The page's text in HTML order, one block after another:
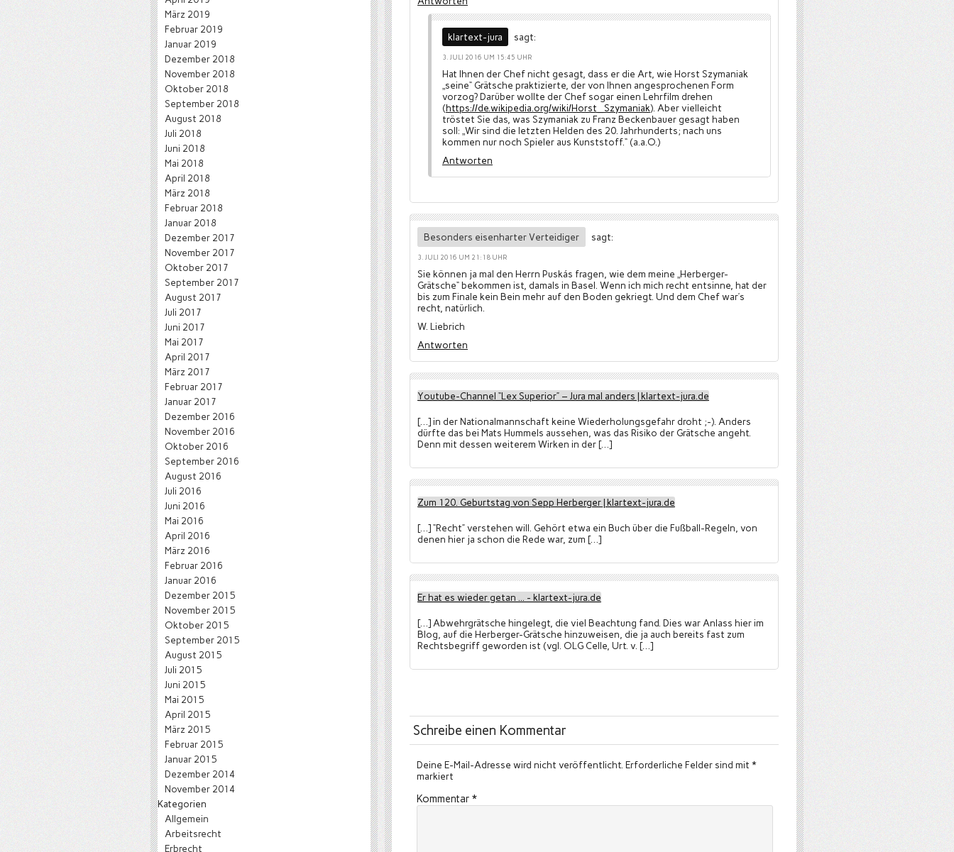
klartext-jura sagt:
3. JULI 2016 UM 15:45 UHR
Hat Ihnen der Chef nicht gesagt, dass er die Art, wie Horst Szymaniak
„seine“ Grätsche praktizierte, der von Ihnen angesprochenen Form
vorzog? Darüber wollte der Chef sogar einen Lehrfilm drehen
(https://de.wikipedia.org/wiki/Horst_Szymaniak). Aber vielleicht
tröstet Sie das, was Szymaniak zu Franz Beckenbauer gesagt haben
soll: „Wir sind die letzten Helden des 20. Jahrhunderts; nach uns
kommen nur noch Spieler aus Kunststoff.“ (a.a.O.)
Antworten
Besonders eisenharter Verteidiger sagt:
3. JULI 2016 UM 21:18 UHR
Sie können ja mal den Herrn Puskás fragen, wie dem meine „Herberger-
Grätsche“ bekommen ist, damals in Basel. Wenn ich mich recht entsinne, hat der
bis zum Finale kein Bein mehr auf den Boden gekriegt. Und dem Chef war’s
recht, natürlich.
W. Liebrich
Antworten
Youtube-Channel “Lex Superior” – Jura mal anders | klartext-jura.de
[…] in der Nationalmannschaft keine Wiederholungsgefahr droht ;-). Anders
dürfte das bei Mats Hummels aussehen, was das Risiko der Grätsche angeht.
Denn mit dessen weiterem Wirken in der […]
Zum 120. Geburtstag von Sepp Herberger | klartext-jura.de
[…] “Recht” verstehen will. Gehört etwa ein Buch über die Fußball-Regeln, von
denen hier ja schon die Rede war, zum […]
Er hat es wieder getan ... - klartext-jura.de
[…] Abwehrgrätsche hingelegt, die viel Beachtung fand. Dies war Anlass hier im
Blog, auf die Herberger-Grätsche hinzuweisen, die ja auch bereits fast zum
Rechtsbegriff geworden ist (vgl. OLG Celle, Urt. v. […]
Schreibe einen Kommentar
Deine E-Mail-Adresse wird nicht veröffentlicht. Erforderliche Felder sind mit *
markiert
Kommentar *
März 2019
Februar 2019
Januar 2019
Dezember 2018
November 2018
Oktober 2018
September 2018
August 2018
Juli 2018
Juni 2018
Mai 2018
April 2018
März 2018
Februar 2018
Januar 2018
Dezember 2017
November 2017
Oktober 2017
September 2017
August 2017
Juli 2017
Juni 2017
Mai 2017
April 2017
März 2017
Februar 2017
Januar 2017
Dezember 2016
November 2016
Oktober 2016
September 2016
August 2016
Juli 2016
Juni 2016
Mai 2016
April 2016
März 2016
Februar 2016
Januar 2016
Dezember 2015
November 2015
Oktober 2015
September 2015
August 2015
Juli 2015
Juni 2015
Mai 2015
April 2015
März 2015
Februar 2015
Januar 2015
Dezember 2014
November 2014
Kategorien
Allgemein
Arbeitsrecht
Erbrecht